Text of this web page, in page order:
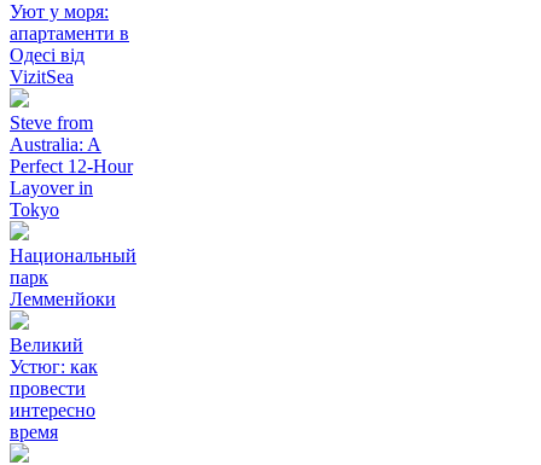
Уют у моря:
апартаменти в
Одесі від
VizitSea
Steve from
Australia: A
Perfect 12-Hour
Layover in
Tokyo
Национальный
парк
Лемменйоки
Великий
Устюг: как
провести
интересно
время